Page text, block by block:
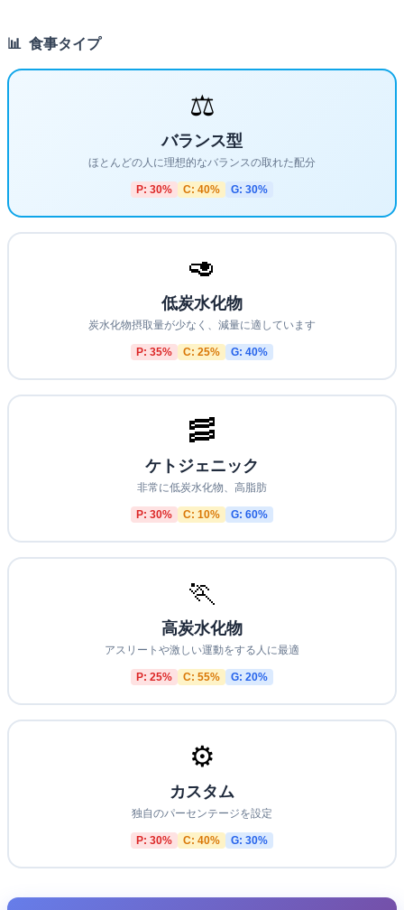
📊 食事タイプ
⚖️
バランス型
ほとんどの人に理想的なバランスの取れた配分
P: 30% C: 40% G: 30%
🥑
低炭水化物
炭水化物摂取量が少なく、減量に適しています
P: 35% C: 25% G: 40%
🥓
ケトジェニック
非常に低炭水化物、高脂肪
P: 30% C: 10% G: 60%
🏃
高炭水化物
アスリートや激しい運動をする人に最適
P: 25% C: 55% G: 20%
⚙️
カスタム
独自のパーセンテージを設定
P: 30% C: 40% G: 30%